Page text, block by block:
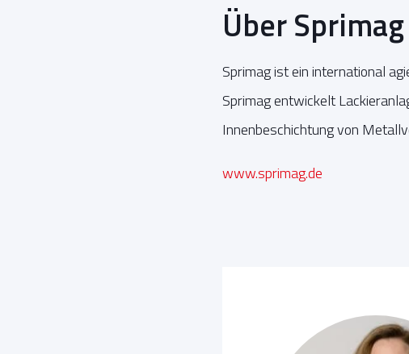
Über Sprimag
Sprimag ist ein international
Sprimag entwickelt
Innenbeschichtung von
www.sprimag.de